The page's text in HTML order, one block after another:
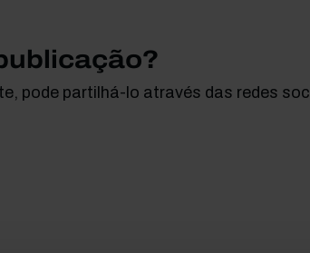
pode partilhá-lo através das redes